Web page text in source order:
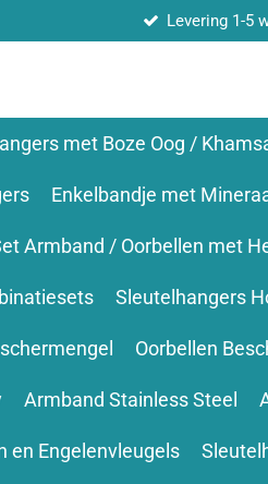
Levering 1-5
met Boze Oog /
Enkelbandje met
Armband / Oorbellen met
Sleutelhangers
Oorbellen
Armband Stainless Steel
en Engelenvleugels